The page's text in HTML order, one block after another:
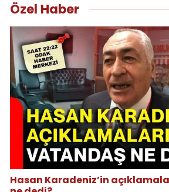
Özel Haber
Hasan Karadeniz’in